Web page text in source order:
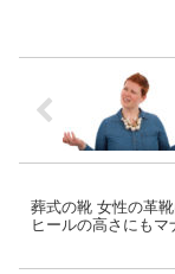
他人ですから、結婚
中...
葬式の靴 女性の革
ヒールの高さにもマ